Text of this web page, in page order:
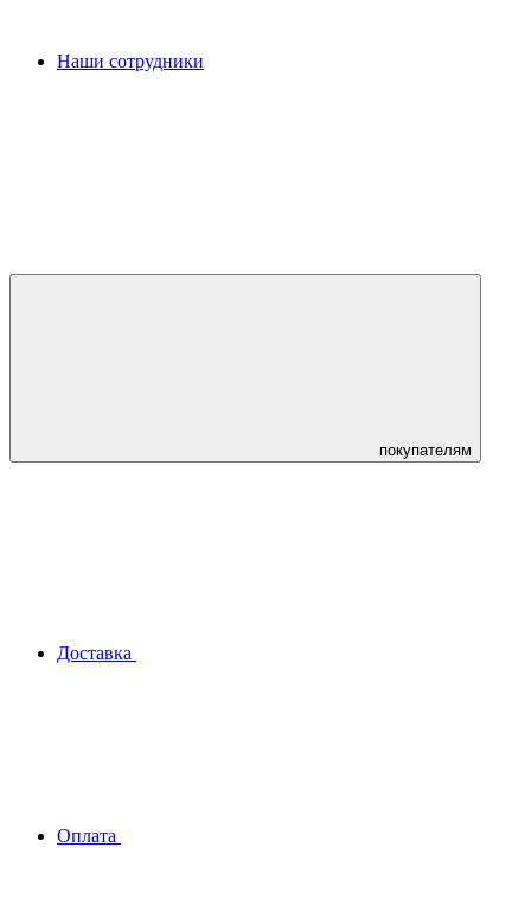
Наши сотрудники
покупателям
Доставка
Оплата